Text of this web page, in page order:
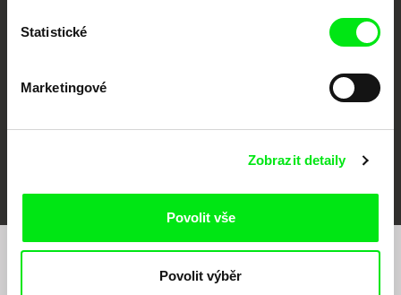
Statistické
Marketingové
Zobrazit detaily
Povolit vše
Povolit výběr
Visions du Réel
Chcete být pravidelně informováni o našem